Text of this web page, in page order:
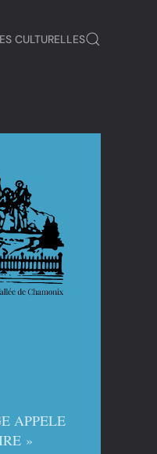
CULTURELLES
APPELE
»